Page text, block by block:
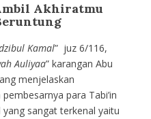
Akhiratmu
Kamal” juz 6/116,
Auliyaa” karangan Abu
menjelaskan
para Tabi’in
sangat terkenal yaitu